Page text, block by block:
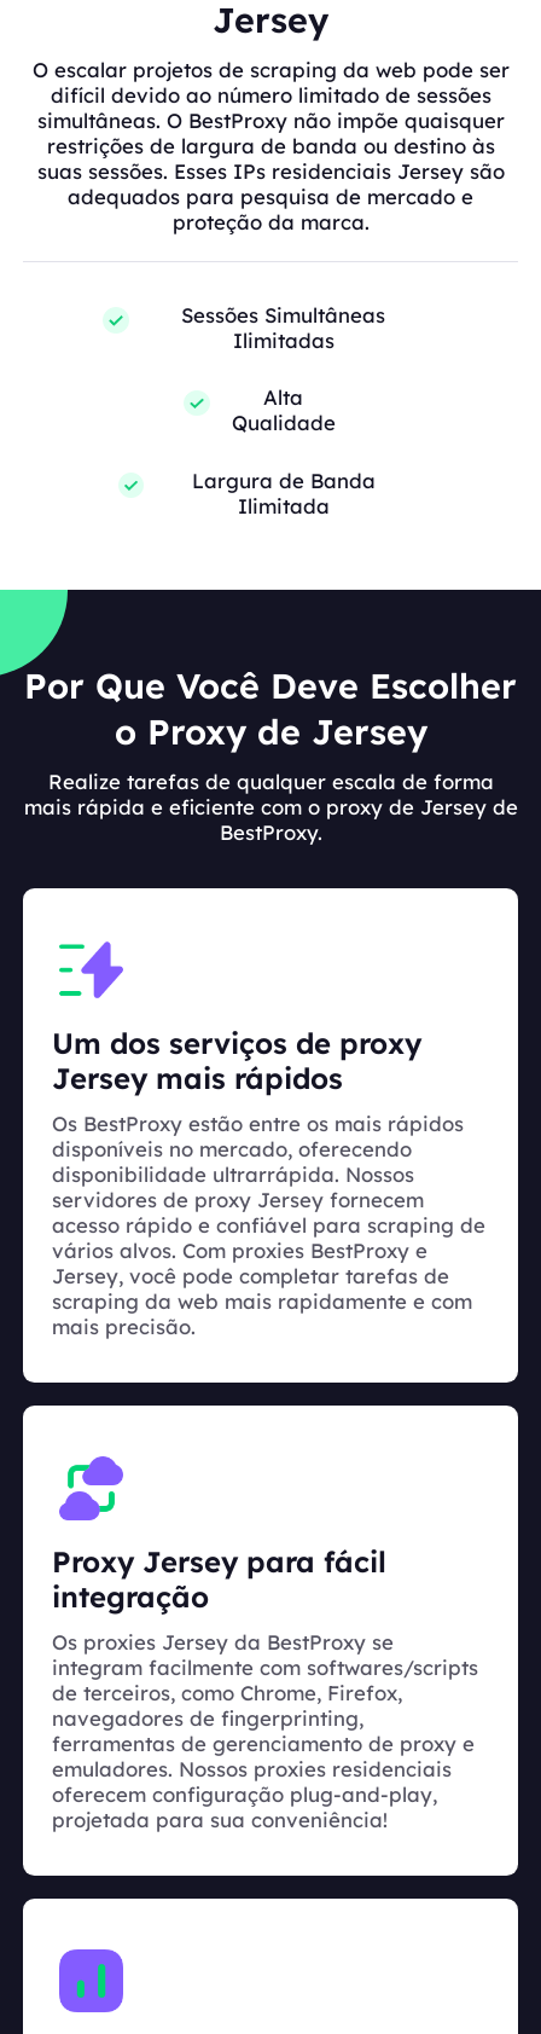
Jersey
O escalar projetos de scraping da web pode ser
difícil devido ao número limitado de sessões
simultâneas. O BestProxy não impõe quaisquer
restrições de largura de banda ou destino às
suas sessões. Esses IPs residenciais Jersey são
adequados para pesquisa de mercado e
proteção da marca.
Sessões Simultâneas
Ilimitadas
Alta
Qualidade
Largura de Banda
Ilimitada
Por Que Você Deve Escolher
o Proxy de Jersey
Realize tarefas de qualquer escala de forma
mais rápida e eficiente com o proxy de Jersey de
BestProxy.
Um dos serviços de proxy
Jersey mais rápidos
Os BestProxy estão entre os mais rápidos
disponíveis no mercado, oferecendo
disponibilidade ultrarrápida. Nossos
servidores de proxy Jersey fornecem
acesso rápido e confiável para scraping de
vários alvos. Com proxies BestProxy e
Jersey, você pode completar tarefas de
scraping da web mais rapidamente e com
mais precisão.
Proxy Jersey para fácil
integração
Os proxies Jersey da BestProxy se
integram facilmente com softwares/scripts
de terceiros, como Chrome, Firefox,
navegadores de fingerprinting,
ferramentas de gerenciamento de proxy e
emuladores. Nossos proxies residenciais
oferecem configuração plug-and-play,
projetada para sua conveniência!